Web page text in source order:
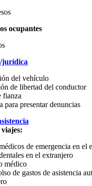
ocupantes
jurídica
del vehículo
de libertad del conductor
fianza
para presentar denuncias
de emergencia en el
en el extranjero
médico
de gastos de asistencia